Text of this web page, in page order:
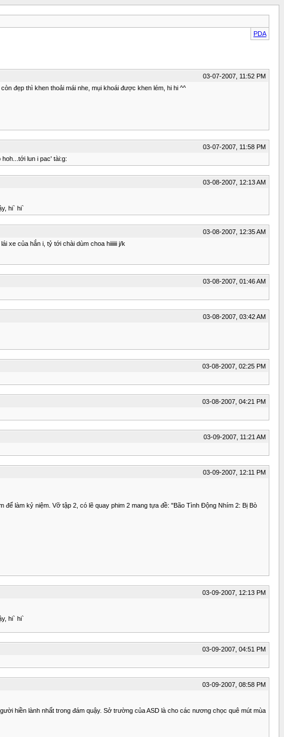
PDA
03-07-2007, 11:52 PM
đẹp thì khen thoải mái nhe, mụi khoái được khen lém, hi hi ^^
03-07-2007, 11:58 PM
lun i pac' tài:g:
03-08-2007, 12:13 AM
hi` hi`
03-08-2007, 12:35 AM
xe của hắn i, tỷ tới chài dùm choa hiiiiii j/k
03-08-2007, 01:46 AM
03-08-2007, 03:42 AM
03-08-2007, 02:25 PM
03-08-2007, 04:21 PM
03-09-2007, 11:21 AM
03-09-2007, 12:11 PM
làm kỷ niệm. Vỡ tập 2, có lẽ quay phim 2 mang tựa đề: "Bão Tình Động Nhím 2: Bị Bò
03-09-2007, 12:13 PM
hi` hi`
03-09-2007, 04:51 PM
03-09-2007, 08:58 PM
hiền lành nhất trong đám quậy. Sở trường của ASD là cho các nương chọc quê mút mùa